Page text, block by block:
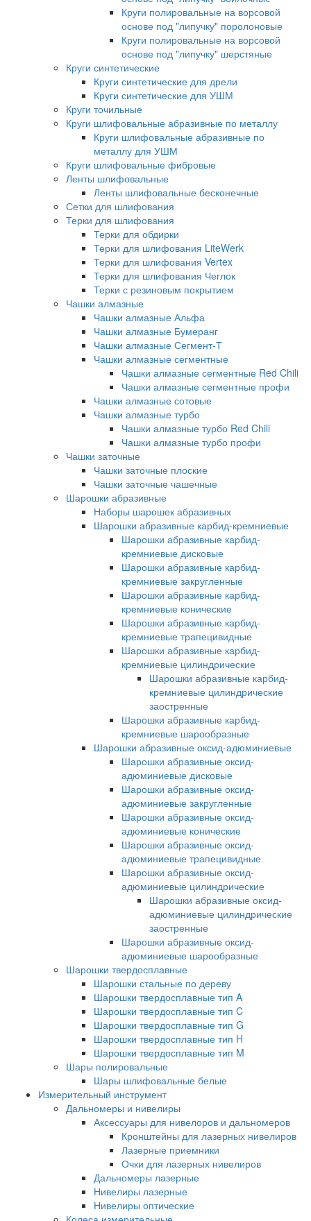
Круги полировальные на ворсовой
основе под "липучку" поролоновые
Круги полировальные на ворсовой
основе под "липучку" шерстяные
Круги синтетические
Круги синтетические для дрели
Круги синтетические для УШМ
Круги точильные
Круги шлифовальные абразивные по металлу
Круги шлифовальные абразивные по
металлу для УШМ
Круги шлифовальные фибровые
Ленты шлифовальные
Ленты шлифовальные бесконечные
Сетки для шлифования
Терки для шлифования
Терки для обдирки
Терки для шлифования LiteWerk
Терки для шлифования Vertex
Терки для шлифования Чеглок
Терки с резиновым покрытием
Чашки алмазные
Чашки алмазные Альфа
Чашки алмазные Бумеранг
Чашки алмазные Сегмент-Т
Чашки алмазные сегментные
Чашки алмазные сегментные Red Chili
Чашки алмазные сегментные профи
Чашки алмазные сотовые
Чашки алмазные турбо
Чашки алмазные турбо Red Chili
Чашки алмазные турбо профи
Чашки заточные
Чашки заточные плоские
Чашки заточные чашечные
Шарошки абразивные
Наборы шарошек абразивных
Шарошки абразивные карбид-кремниевые
Шарошки абразивные карбид-
кремниевые дисковые
Шарошки абразивные карбид-
кремниевые закругленные
Шарошки абразивные карбид-
кремниевые конические
Шарошки абразивные карбид-
кремниевые трапецивидные
Шарошки абразивные карбид-
кремниевые цилиндрические
Шарошки абразивные карбид-
кремниевые цилиндрические
заостренные
Шарошки абразивные карбид-
кремниевые шарообразные
Шарошки абразивные оксид-адюминиевые
Шарошки абразивные оксид-
адюминиевые дисковые
Шарошки абразивные оксид-
адюминиевые закругленные
Шарошки абразивные оксид-
адюминиевые конические
Шарошки абразивные оксид-
адюминиевые трапецивидные
Шарошки абразивные оксид-
адюминиевые цилиндрические
Шарошки абразивные оксид-
адюминиевые цилиндрические
заостренные
Шарошки абразивные оксид-
адюминиевые шарообразные
Шарошки твердосплавные
Шарошки стальные по дереву
Шарошки твердосплавные тип A
Шарошки твердосплавные тип C
Шарошки твердосплавные тип G
Шарошки твердосплавные тип H
Шарошки твердосплавные тип M
Шары полировальные
Шары шлифовальные белые
Измерительный инструмент
Дальномеры и нивелиры
Аксессуары для нивелоров и дальномеров
Кронштейны для лазерных нивелиров
Лазерные приемники
Очки для лазерных нивелиров
Дальномеры лазерные
Нивелиры лазерные
Нивелиры оптические